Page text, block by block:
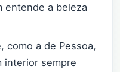
entende a beleza
como a de Pessoa,
interior sempre